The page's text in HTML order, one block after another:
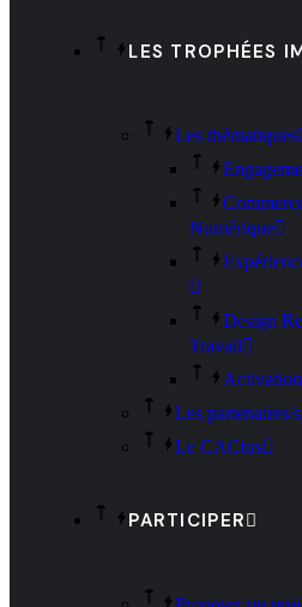
LES TROPHÉES
Les thématiques
Numérique
Design
Travail
Les partenaires/
Le CACtus
PARTICIPER